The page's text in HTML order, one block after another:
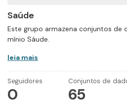
Saúde
Este grupo armazena conjuntos de
mínio Sáude.
leia mais
Seguidores
0
Conjuntos de
65